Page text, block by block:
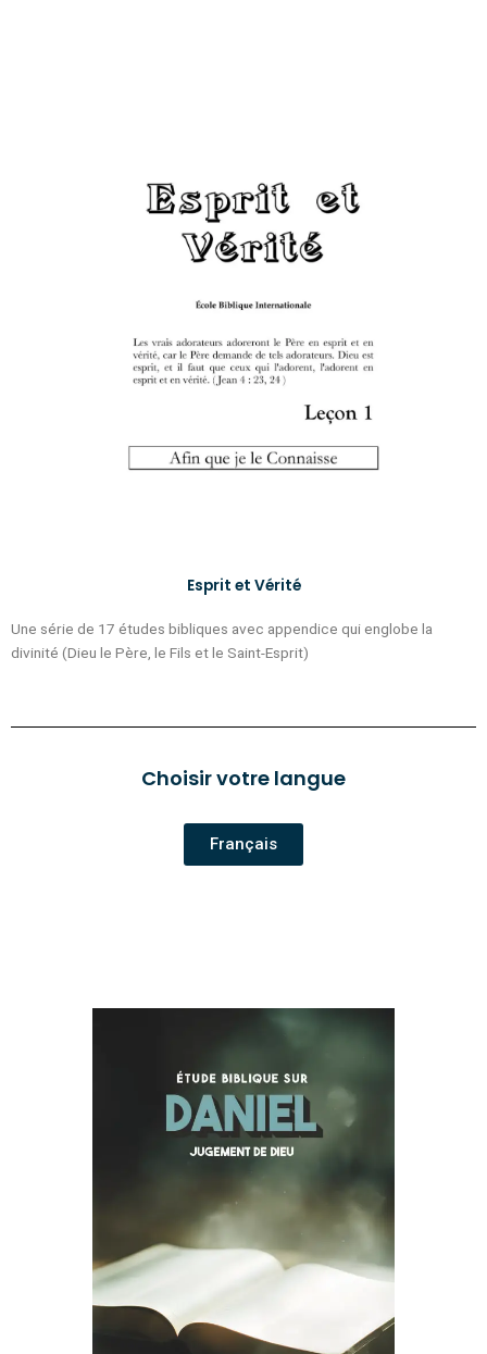
Esprit et Vérité
Une série de 17 études bibliques avec appendice qui englobe la
divinité (Dieu le Père, le Fils et le Saint-Esprit)
Choisir votre langue
Français